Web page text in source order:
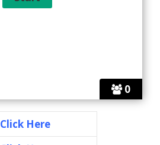
0
Click Here